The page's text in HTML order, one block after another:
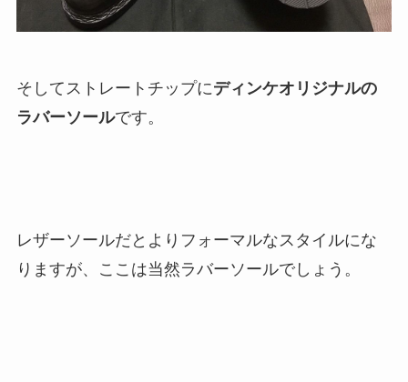
そしてストレートチップにディンケオリジナルの
ラバーソールです。
レザーソールだとよりフォーマルなスタイルにな
りますが、ここは当然ラバーソールでしょう。